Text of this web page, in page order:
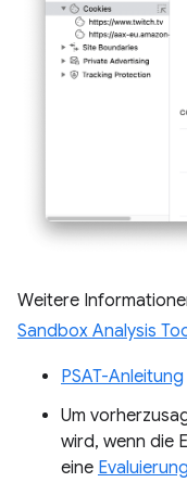
Weitere
Sandbox Analysis
PSAT-Anleitung
Um
wird, wenn die
eine